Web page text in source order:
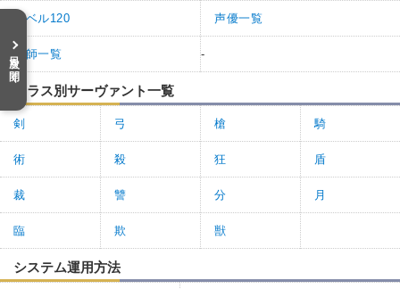
目次を開く
レベル120 声優一覧
絵師一覧 -
クラス別サーヴァント一覧
剣 弓 槍 騎
術 殺 狂 盾
裁 讐 分 月
臨 欺 獣
システム運用方法